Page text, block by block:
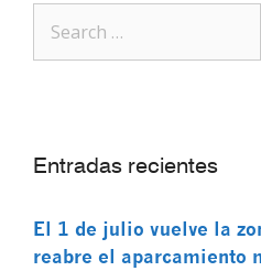
Entradas recientes
El 1 de julio vuelve la
reabre el aparcamiento